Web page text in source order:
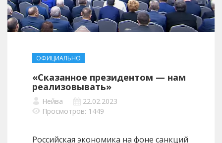
ОФИЦИАЛЬНО
«Сказанное президентом — нам
реализовывать»
Нейва
22.02.2023
Просмотров: 1449
Российская экономика на фоне санкций